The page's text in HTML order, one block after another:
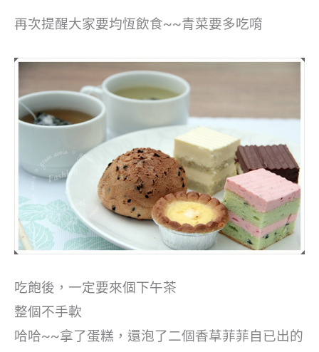
再次提醒大家要均恆飲食~~青菜要多吃唷
吃飽後，一定要來個下午茶
整個不手軟
哈哈~~拿了蛋糕，還泡了二個香草菲菲自已出的